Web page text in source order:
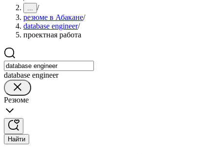
... /
резюме в Абакане/
database engineer/
проектная работа
database engineer
Резюме
Найти